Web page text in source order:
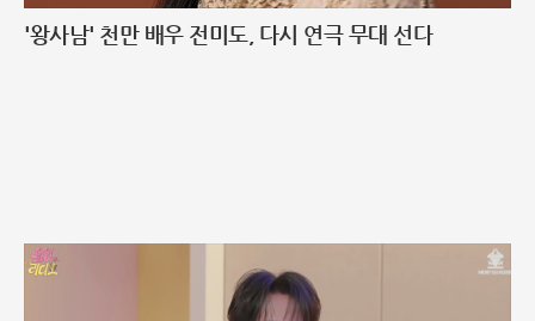
'왕사남' 천만 배우 전미도, 다시 연극 무대 선다